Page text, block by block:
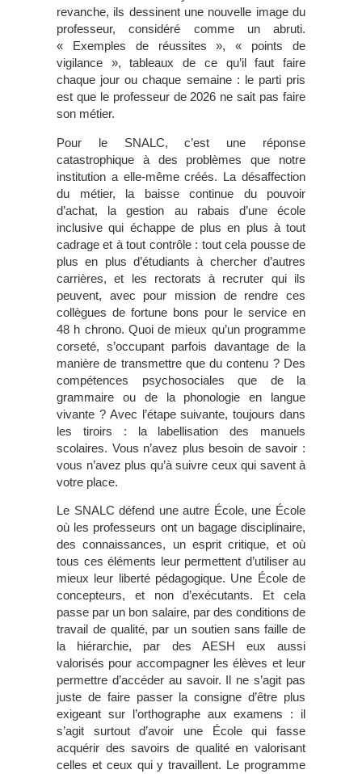
revanche, ils dessinent une nouvelle image du
professeur, considéré comme un abruti.
« Exemples de réussites », « points de
vigilance », tableaux de ce qu’il faut faire
chaque jour ou chaque semaine : le parti pris
est que le professeur de 2026 ne sait pas faire
son métier.
Pour le SNALC, c’est une réponse
catastrophique à des problèmes que notre
institution a elle-même créés. La désaffection
du métier, la baisse continue du pouvoir
d’achat, la gestion au rabais d’une école
inclusive qui échappe de plus en plus à tout
cadrage et à tout contrôle : tout cela pousse de
plus en plus d’étudiants à chercher d’autres
carrières, et les rectorats à recruter qui ils
peuvent, avec pour mission de rendre ces
collègues de fortune bons pour le service en
48 h chrono. Quoi de mieux qu’un programme
corseté, s’occupant parfois davantage de la
manière de transmettre que du contenu ? Des
compétences psychosociales que de la
grammaire ou de la phonologie en langue
vivante ? Avec l’étape suivante, toujours dans
les tiroirs : la labellisation des manuels
scolaires. Vous n’avez plus besoin de savoir :
vous n’avez plus qu’à suivre ceux qui savent à
votre place.
Le SNALC défend une autre École, une École
où les professeurs ont un bagage disciplinaire,
des connaissances, un esprit critique, et où
tous ces éléments leur permettent d’utiliser au
mieux leur liberté pédagogique. Une École de
concepteurs, et non d’exécutants. Et cela
passe par un bon salaire, par des conditions de
travail de qualité, par un soutien sans faille de
la hiérarchie, par des AESH eux aussi
valorisés pour accompagner les élèves et leur
permettre d’accéder au savoir. Il ne s’agit pas
juste de faire passer la consigne d’être plus
exigeant sur l’orthographe aux examens : il
s’agit surtout d’avoir une École qui fasse
acquérir des savoirs de qualité en valorisant
celles et ceux qui y travaillent. Le programme